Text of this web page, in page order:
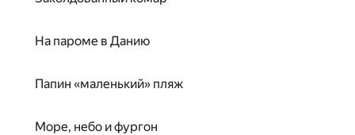
На пароме в Данию
Папин «маленький» пляж
Море, небо и фургон